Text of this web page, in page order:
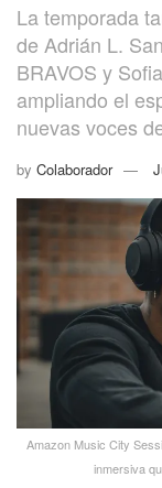
La temporada
de Adrián L.
BRAVOS y
ampliando el
nuevas voces
by Colaborador
Amazon Music City
inmersiva